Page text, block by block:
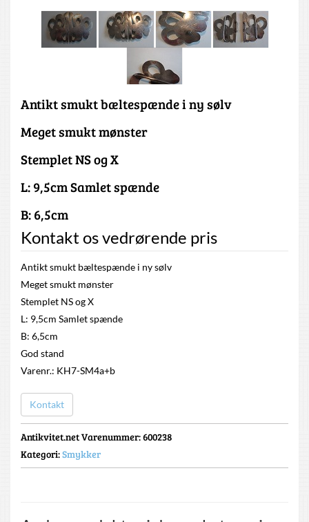
Antikt smukt bæltespænde i ny sølv
Meget smukt mønster
Stemplet NS og X
L: 9,5cm Samlet spænde
B: 6,5cm
Kontakt os vedrørende pris
Antikt smukt bæltespænde i ny sølv
Meget smukt mønster
Stemplet NS og X
L: 9,5cm Samlet spænde
B: 6,5cm
God stand
Varenr.: KH7-SM4a+b
Kontakt
Antikvitet.net Varenummer: 600238
Kategori:Smykker